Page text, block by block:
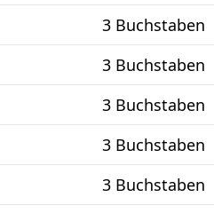
3 Buchstaben
3 Buchstaben
3 Buchstaben
3 Buchstaben
3 Buchstaben